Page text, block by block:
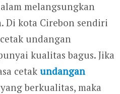
melangsungkan
Di kota Cirebon sendiri
undangan
kualitas bagus. Jika
cetak undangan
berkualitas, maka